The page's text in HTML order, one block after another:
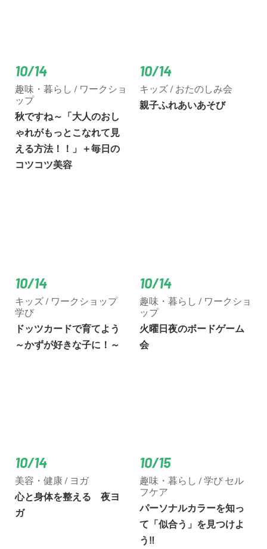
10/14
趣味・暮らし / ワークショ
ップ
秋ですね～「大人のおし
ゃれがもっとこなれて見
える方法！！」＋毎日の
コツコツ美容
10/14
キッズ / おたのしみ会
親子ふれあいあそび
10/14
キッズ / ワークショップ
学び
ドッツカードで育てよう
～かずが好きな子に！～
10/14
趣味・暮らし / ワークショ
ップ
火曜日夜のボードゲーム
会
10/14
美容・健康 / ヨガ
心と身体を整える 夜ヨ
ガ
10/15
趣味・暮らし / 学び セル
フケア
パーソナルカラーを知っ
て「似合う」を見つけよ
う‼